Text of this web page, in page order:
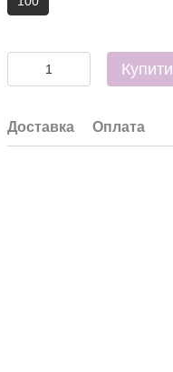
Купити
Доставка Оплата